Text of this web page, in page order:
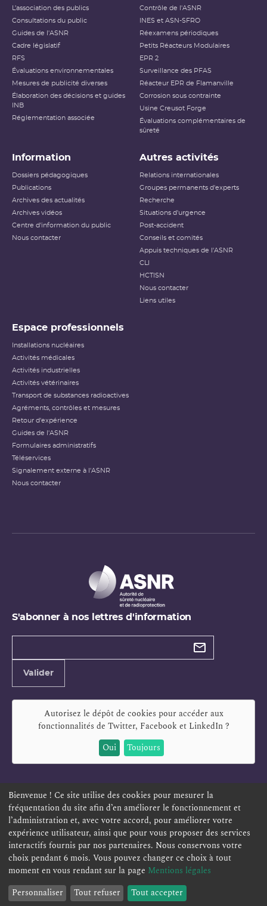
L’association des publics
Consultations du public
Guides de l'ASNR
Cadre législatif
RFS
Évaluations environnementales
Mesures de publicité diverses
Élaboration des décisions et guides
INB
Réglementation associée
Contrôle de l'ASNR
INES et ASN-SFRO
Réexamens périodiques
Petits Réacteurs Modulaires
EPR 2
Surveillance des PFAS
Réacteur EPR de Flamanville
Corrosion sous contrainte
Usine Creusot Forge
Évaluations complémentaires de
sûreté
Information
Dossiers pédagogiques
Publications
Archives des actualités
Archives vidéos
Centre d'information du public
Nous contacter
Autres activités
Relations internationales
Groupes permanents d'experts
Recherche
Situations d'urgence
Post-accident
Conseils et comités
Appuis techniques de l'ASNR
CLI
HCTISN
Nous contacter
Liens utiles
Espace professionnels
Installations nucléaires
Activités médicales
Activités industrielles
Activités vétérinaires
Transport de substances radioactives
Agréments, contrôles et mesures
Retour d'expérience
Guides de l'ASNR
Formulaires administratifs
Téléservices
Signalement externe à l'ASNR
Nous contacter
S'abonner à nos lettres d'information
Types de
Valider
Autorisez le dépôt de cookies pour accéder aux
fonctionnalités de Twitter, Facebook et LinkedIn?
Oui
Toujours
ESPACE PERSONNEL OFFRES D'EMPLOI SIGNALEMENT
TÉLÉSERVICES PLAN DU SITE
ACCESSIBILITÉ POLITIQUE DE CONFIDENTIALITÉ
MENTIONS LÉGALES CONTACT
Bienvenue ! Ce site utilise des cookies pour mesurer la
fréquentation du site afin d’en améliorer le fonctionnement et
l’administration et, avec votre accord, pour améliorer votre
expérience utilisateur, ainsi que pour vous proposer des services
interactifs fournis par nos partenaires. Nous conservons votre
choix pendant 6 mois. Vous pouvez changer ce choix à tout
moment en vous rendant sur la page Mentions légales
Personnaliser
Tout refuser Tout accepter